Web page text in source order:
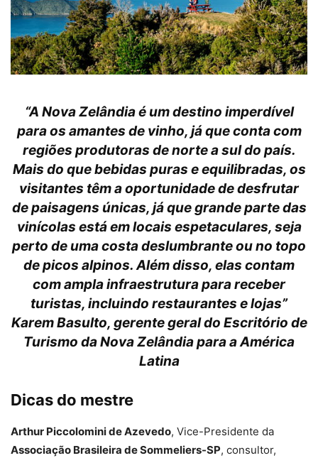
“A Nova Zelândia é um destino imperdível
para os amantes de vinho, já que conta com
regiões produtoras de norte a sul do país.
Mais do que bebidas puras e equilibradas, os
visitantes têm a oportunidade de desfrutar
de paisagens únicas, já que grande parte das
vinícolas está em locais espetaculares, seja
perto de uma costa deslumbrante ou no topo
de picos alpinos. Além disso, elas contam
com ampla infraestrutura para receber
turistas, incluindo restaurantes e lojas”
Karem Basulto, gerente geral do Escritório de
Turismo da Nova Zelândia para a América
Latina
Dicas do mestre
Arthur Piccolomini de Azevedo, Vice-Presidente da
Associação Brasileira de Sommeliers-SP, consultor,